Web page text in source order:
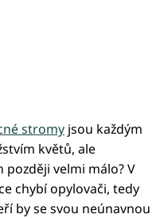
stromy jsou každým
květů, ale
později velmi málo? V
chybí opylovači, tedy
by se svou neúnavnou